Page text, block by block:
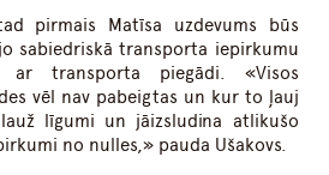
pirmais Matīsa uzdevums būs
sabiedriskā transporta iepirkumu
transporta piegādi. «Visos
vēl nav pabeigtas un kur to ļauj
līgumi un jāizsludina atlikušo
no nulles,» pauda Ušakovs.